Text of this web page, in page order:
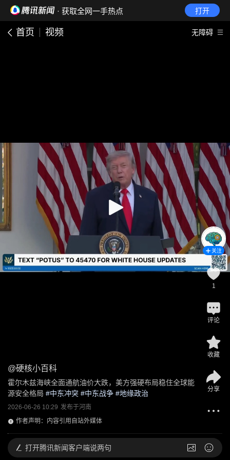
· 获取全网一手热点 打开
首页 视频 无障碍
@硬核小百科
霍尔木兹海峡全面通航油价大跌，美方强硬布局稳住全球能
源安全格局 #中东冲突 #中东战争 #地缘政治
2026-06-26 10:29 发布于河南
作者声明：内容引用自站外媒体
关注
1
评论
收藏
分享
打开腾讯新闻客户端说两句